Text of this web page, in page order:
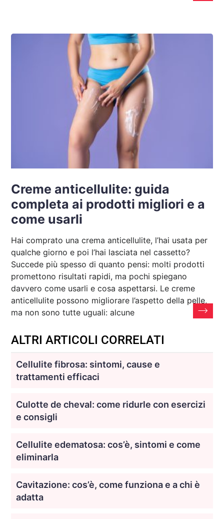
Creme anticellulite: guida
completa ai prodotti migliori e a
come usarli
Hai comprato una crema anticellulite, l’hai usata per
qualche giorno e poi l’hai lasciata nel cassetto?
Succede più spesso di quanto pensi: molti prodotti
promettono risultati rapidi, ma pochi spiegano
davvero come usarli e cosa aspettarsi. Le creme
anticellulite possono migliorare l’aspetto della pelle,
ma non sono tutte uguali: alcune
ALTRI ARTICOLI CORRELATI
Cellulite fibrosa: sintomi, cause e
trattamenti efficaci
Culotte de cheval: come ridurle con esercizi
e consigli
Cellulite edematosa: cos’è, sintomi e come
eliminarla
Cavitazione: cos’è, come funziona e a chi è
adatta